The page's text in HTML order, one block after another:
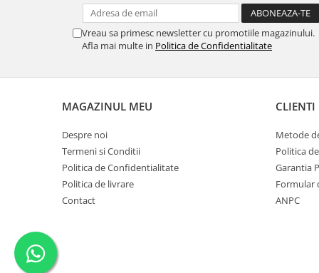
Vreau sa primesc newsletter cu promotiile magazinului.
Afla mai multe in Politica de Confidentialitate
MAGAZINUL MEU
Despre noi
Termeni si Conditii
Politica de Confidentialitate
Politica de livrare
Contact
CLIENTI
Metode
Politica
Garantia
Formular
ANPC